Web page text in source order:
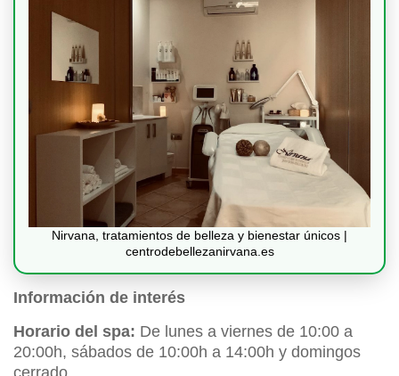
Nirvana, tratamientos de belleza y bienestar únicos |
centrodebellezanirvana.es
Información de interés
Horario del spa: De lunes a viernes de 10:00 a
20:00h, sábados de 10:00h a 14:00h y domingos